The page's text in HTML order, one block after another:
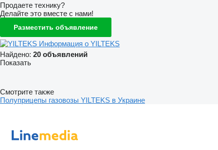
Продаете технику?
Делайте это вместе с нами!
Разместить объявление
Информация о YILTEKS
Найдено: 20 объявлений
Показать
Смотрите также
Полуприцепы газовозы YILTEKS в Украине